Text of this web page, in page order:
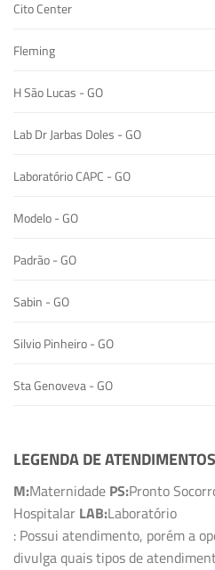
Cito Center
Fleming
H São Lucas - GO
Lab Dr Jarbas Doles - GO
Laboratório CAPC - GO
Modelo - GO
Padrão - GO
Sabin - GO
Silvio Pinheiro - GO
Sta Genoveva - GO
LEGENDA DE ATENDIMENTOS
M:Maternidade PS:Pronto
Hospitalar LAB:Laboratório
: Possui atendimento, porém a
divulga quais tipos de